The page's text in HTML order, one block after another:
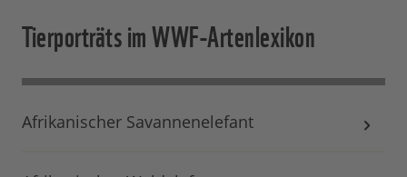
Tierporträts im WWF-Artenlexikon
Afrikanischer Savannenelefant